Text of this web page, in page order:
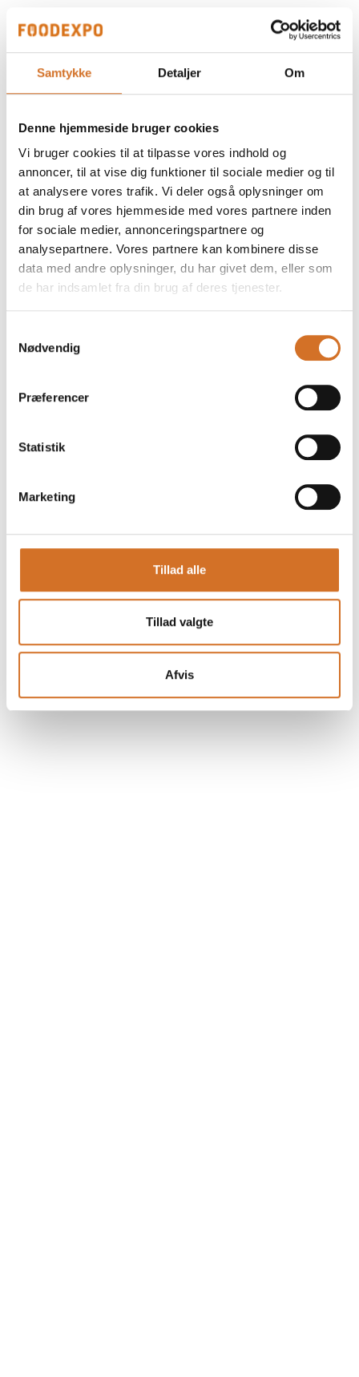
Samtykke Detaljer Om
Denne hjemmeside bruger cookies
Vi bruger cookies til at tilpasse vores indhold og
annoncer, til at vise dig funktioner til sociale medier og til
at analysere vores trafik. Vi deler også oplysninger om
din brug af vores hjemmeside med vores partnere inden
for sociale medier, annonceringspartnere og
analysepartnere. Vores partnere kan kombinere disse
data med andre oplysninger, du har givet dem, eller som
de har indsamlet fra din brug af deres tjenester.
Nødvendig
Præferencer
Statistik
Marketing
Tillad alle
Tillad valgte
Afvis